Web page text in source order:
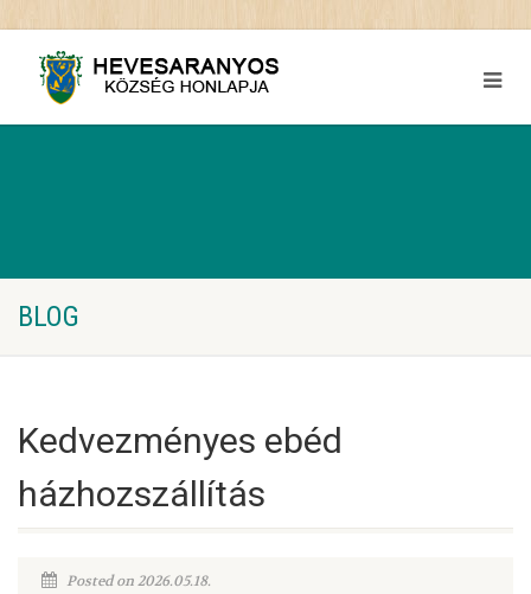
BLOG
Kedvezményes ebéd
házhozszállítás
Posted on 2026.05.18.